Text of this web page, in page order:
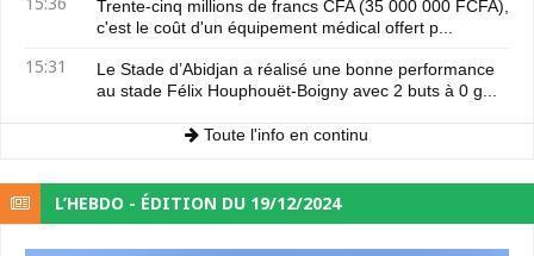
Trente-cinq millions de francs CFA (35 000 000 FCFA),
c'est le coût d'un équipement médical offert p...
15:31
Le Stade d’Abidjan a réalisé une bonne performance
au stade Félix Houphouët-Boigny avec 2 buts à 0 g...
Toute l'info en continu
L’HEBDO - ÉDITION DU 19/12/2024